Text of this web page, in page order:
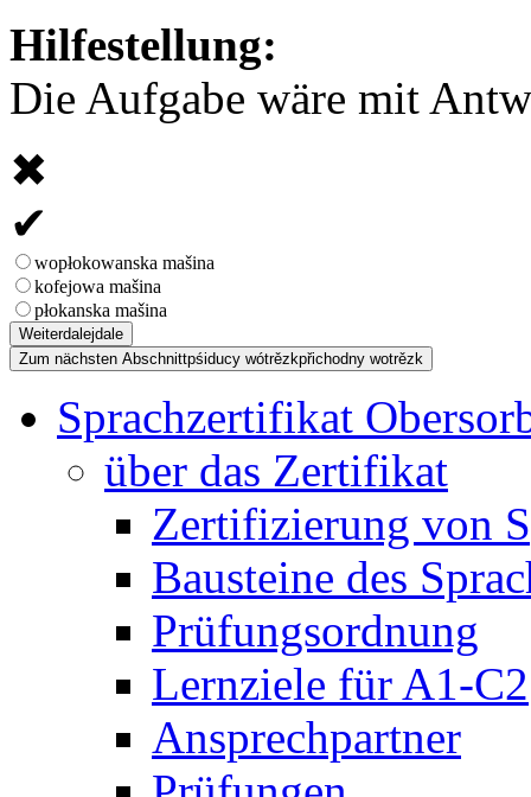
Hilfestellung:
Die Aufgabe wäre mit
✖
✔
wopłokowanska mašina
kofejowa mašina
płokanska mašina
Weiterdalejdale
Zum nächsten Abschnittpśiducy wótrězkpřichodny wotrězk
Sprachzertifikat
über das Zertifikat
Zertifizierung von
Bausteine des
Prüfungsordnung
Lernziele für A1-C2
Ansprechpartner